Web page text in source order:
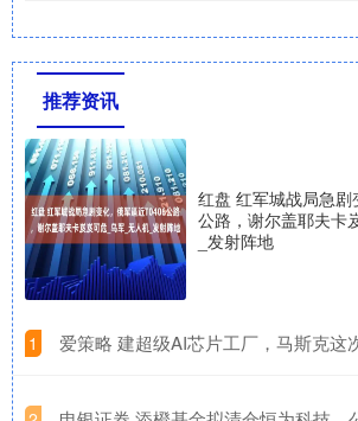
推荐资讯
红盘 红军城战局急
公路，谢尔盖耶夫卡
_发射阵地
1 爱策略 建超级AI芯片工厂，马斯克这